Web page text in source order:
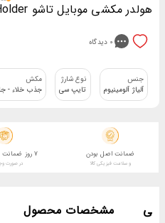
هولدر مکشی موبایل تاشو Mobile Holder مدل X93
0 دیدگاه
جنس
آلیاژ آلومینیوم
نوع شارژ
تایپ سی
مکش
جذب خلاء -
ضمانت اصل بودن
و سلامت فیزیکی کالا
7 روز ضمانت برگشت کالا
در صورت
مشخصات محصول